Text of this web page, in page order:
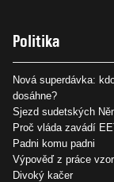
Politika
Nová superdávka:
dosáhne?
Sjezd sudetských
Proč vláda zavádí
Padni komu padni
Výpověď z práce vzor
Divoký kačer